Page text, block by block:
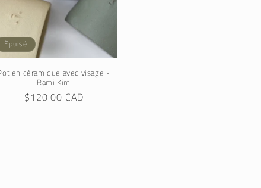
Épuisé
en céramique avec visage -
Rami Kim
Prix
$120.00 CAD